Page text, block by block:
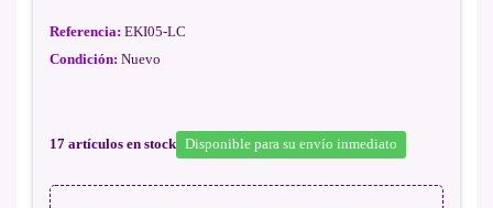
Referencia: EKI05-LC
Condición: Nuevo
17 artículos en stock Disponible para su envío inmediato